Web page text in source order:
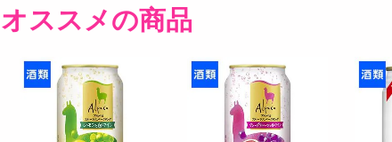
オススメの商品